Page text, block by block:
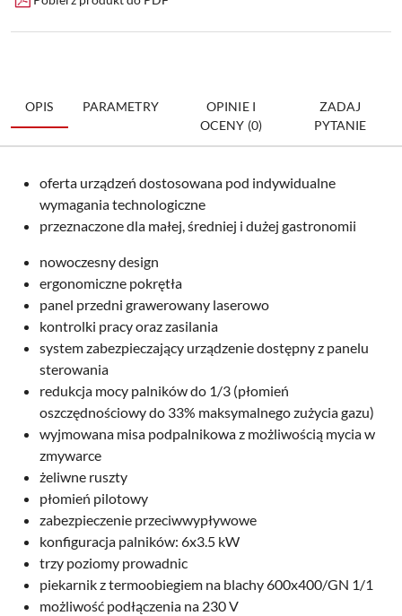
OPIS PARAMETRY
OPINIE I
OCENY (0)
ZADAJ
PYTANIE
oferta urządzeń dostosowana pod indywidualne
wymagania technologiczne
przeznaczone dla małej, średniej i dużej gastronomii
nowoczesny design
ergonomiczne pokrętła
panel przedni grawerowany laserowo
kontrolki pracy oraz zasilania
system zabezpieczający urządzenie dostępny z panelu
sterowania
redukcja mocy palników do 1/3 (płomień
oszczędnościowy do 33% maksymalnego zużycia gazu)
wyjmowana misa podpalnikowa z możliwością mycia w
zmywarce
żeliwne ruszty
płomień pilotowy
zabezpieczenie przeciwwypływowe
konfiguracja palników: 6x3.5 kW
trzy poziomy prowadnic
piekarnik z termoobiegiem na blachy 600x400/GN 1/1
możliwość podłączenia na 230 V